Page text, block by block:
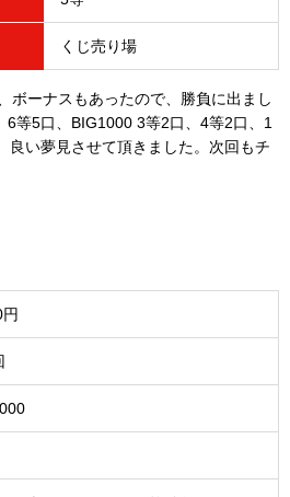
くじ売り場
ボーナスもあったので、勝負に出まし
6等5口、BIG1000 3等2口、4等2口、1
良い夢見させて頂きました。次回もチ